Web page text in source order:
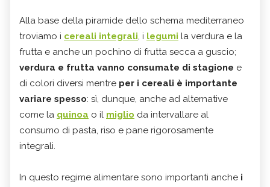
Alla base della piramide dello schema mediterraneo
troviamo i cereali integrali, i legumi la verdura e la
frutta e anche un pochino di frutta secca a guscio;
verdura e frutta vanno consumate di stagione e
di colori diversi mentre per i cereali è importante
variare spesso: sì, dunque, anche ad alternative
come la quinoa o il miglio da intervallare al
consumo di pasta, riso e pane rigorosamente
integrali.
In questo regime alimentare sono importanti anche i